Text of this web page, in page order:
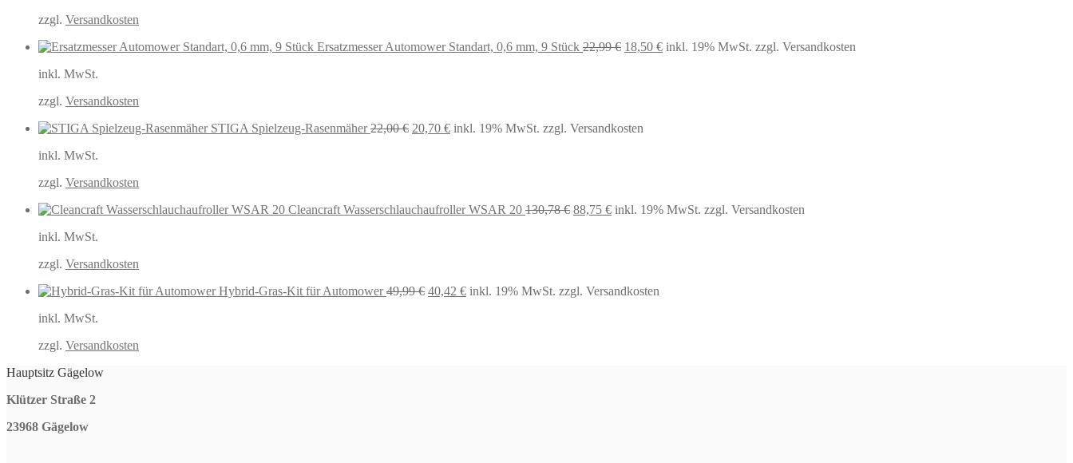
zzgl. Versandkosten
Ersatzmesser Automower Standart, 0,6 mm, 9 Stück 22,99€ Ursprünglicher
18,50 €Aktueller
inkl. 19% MwSt. zzgl. Versandkosten
inkl. MwSt.
zzgl. Versandkosten
STIGA Spielzeug-Rasenmäher 22,00€ Ursprünglicher
20,70 €Aktueller
inkl. 19% MwSt. zzgl. Versandkosten
inkl. MwSt.
zzgl. Versandkosten
Cleancraft Wasserschlauchaufroller WSAR 20 130,78€ Ursprünglicher
88,75 €Aktueller
inkl. 19% MwSt. zzgl. Versandkosten
inkl. MwSt.
zzgl. Versandkosten
Hybrid-Gras-Kit für Automower 49,99€ Ursprünglicher
40,42 €Aktueller
inkl. 19% MwSt. zzgl. Versandkosten
inkl. MwSt.
zzgl. Versandkosten
Hauptsitz Gägelow
Klützer Straße 2
23968 Gägelow